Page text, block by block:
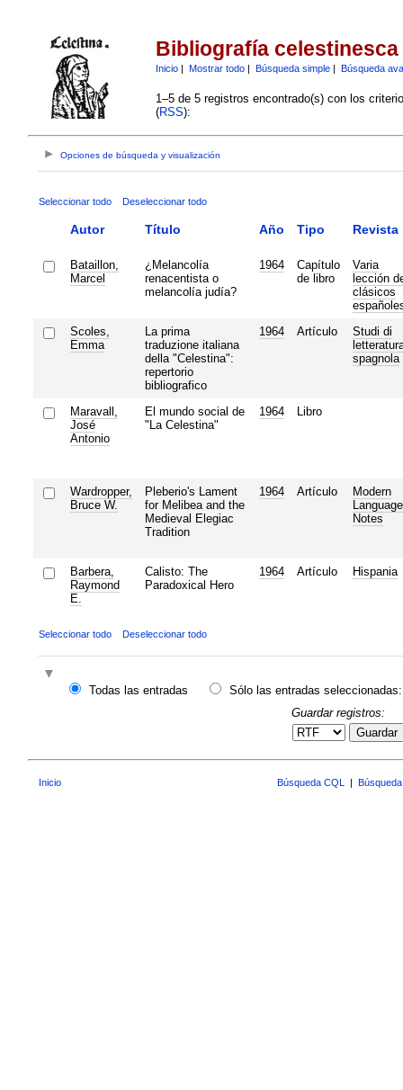
Bibliografía celestinesca
Inicio| Mostrar todo| Búsqueda simple| Búsqueda
1–5 de 5 registros encontrado(s) con los
(RSS):
Opciones de búsqueda y visualización
Seleccionar todo Deseleccionar todo
Autor Título Año Tipo Revista
Bataillon,
Marcel
¿Melancolía
renacentista o
melancolía judía?
1964
Capítulo
de libro
Varia
lección
clásicos
Scoles,
Emma
La prima
traduzione italiana
della "Celestina":
repertorio
bibliografico
1964 Artículo
Studi di
spagnola
Maravall,
José
Antonio
El mundo social de
"La Celestina"
1964 Libro
Wardropper,
Bruce W.
Pleberio's Lament
for Melibea and the
Medieval Elegiac
Tradition
1964 Artículo
Modern
Language
Notes
Barbera,
Raymond
E.
Calisto: The
Paradoxical Hero
1964 Artículo Hispania
Seleccionar todo Deseleccionar todo
Todas las entradas
Sólo las entradas seleccionadas:
Guardar registros:
Guardar
Inicio Búsqueda CQL